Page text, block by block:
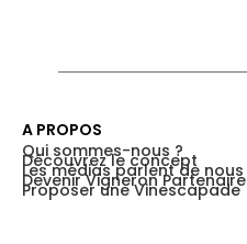
A PROPOS
Qui sommes-nous ?
Découvrez le concept
Les médias parlent de nous
Devenir Vigneron Partenaire
Proposer une Vinescapade